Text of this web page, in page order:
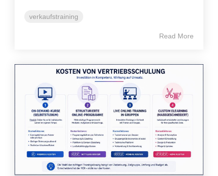
verkaufstraining
Read More